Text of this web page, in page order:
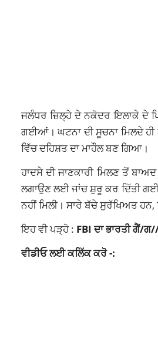
ਜਲੰਧਰ ਜ਼ਿਲ੍ਹੇ ਦੇ ਨਕੋਦਰ ਇਲਾਕੇ ਦੇ
ਗਈਆਂ। ਘਟਨਾ ਦੀ ਸੂਚਨਾ ਮਿਲਦੇ
ਵਿੱਚ ਦਹਿਸ਼ਤ ਦਾ ਮਾਹੌਲ ਬਣ ਗਿਆ।
ਹਾਦਸੇ ਦੀ ਜਾਣਕਾਰੀ ਮਿਲਣ ਤੋਂ
ਲਗਾਉਣ ਲਈ ਜਾਂਚ ਸ਼ੁਰੂ ਕਰ ਦਿੱਤੀ ਗਈ
ਨਹੀਂ ਮਿਲੀ। ਸਾਰੇ ਬੱਚੇ ਸੁਰੱਖਿਅਤ
ਇਹ ਵੀ ਪੜ੍ਹੋ : FBI ਦਾ ਭਾਰਤੀ ਗੈਂ/
ਵੀਡੀਓ ਲਈ ਕਲਿੱਕ ਕਰੋ -: